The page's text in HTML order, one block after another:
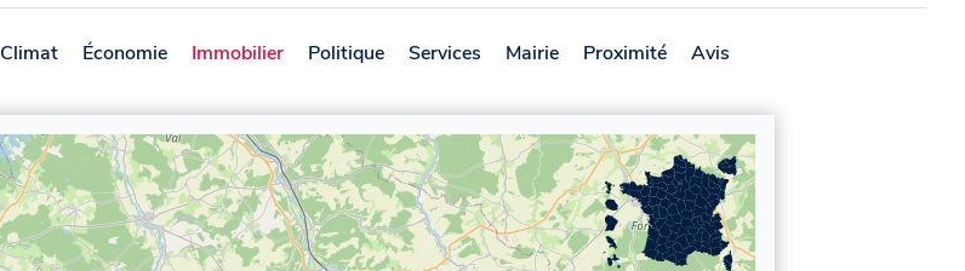
Climat Économie Immobilier Politique Services Mairie Proximité Avis